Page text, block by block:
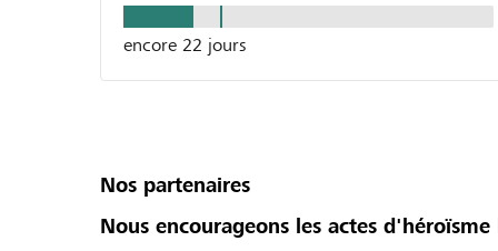
encore 22 jours
Nos partenaires
Nous encourageons les actes d'héroïsme